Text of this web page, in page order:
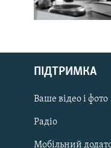
Русский
Qırımtatar
ДОЛУЧАЙСЯ!
ПІДТРИМКА
Ваше відео і фото
Радіо
Мобільний